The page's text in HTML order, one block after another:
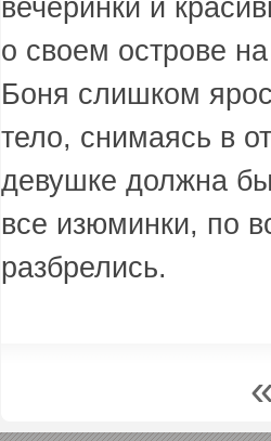
вечеринки и
о своем острове
Боня слишком
тело, снимаясь в
девушке должна
все изюминки, по
разбрелись.